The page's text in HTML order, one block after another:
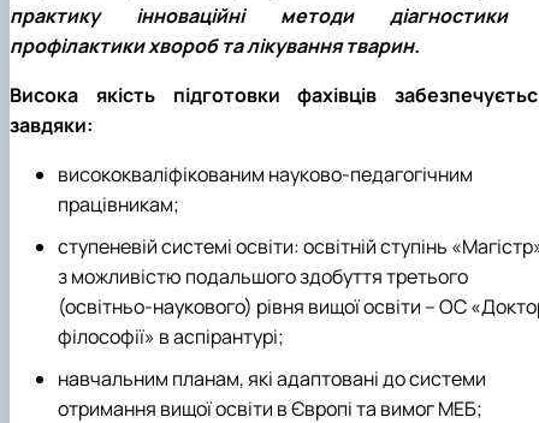
практику інноваційні методи діагностики
профілактики хвороб та лікування тварин.
Висока якість підготовки фахівців
завдяки:
висококваліфікованим науково-педагогічним
працівникам;
ступеневій системі освіти: освітній ступінь
з можливістю подальшого здобуття третього
(освітньо-наукового) рівня вищої освіти – ОС
філософії» в аспірантурі;
навчальним планам, які адаптовані до системи
отримання вищої освіти в Європі та вимог МЕБ;